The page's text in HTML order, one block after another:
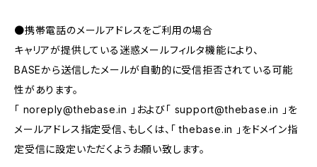
●携帯電話のメールアドレスをご利用の場合
キャリアが提供している迷惑メールフィルタ機能により、
BASEから送信したメールが自動的に受信拒否されている可能
性があります。
「 noreply@thebase.in 」および「 support@thebase.in
」を
メールアドレス指定受信、もしくは、「 thebase.in 」をドメイン指
定受信に設定いただくようお願い致します。